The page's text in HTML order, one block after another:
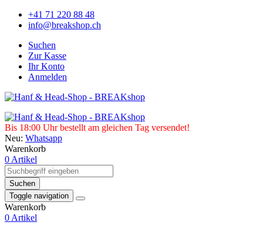
+41 71 220 88 48
info@breakshop.ch
Suchen
Zur Kasse
Ihr Konto
Anmelden
Bis 18:00 Uhr bestellt am gleichen Tag versendet!
Neu: Whatsapp
Warenkorb
0 Artikel
Suchen
Toggle navigation
Warenkorb
0 Artikel